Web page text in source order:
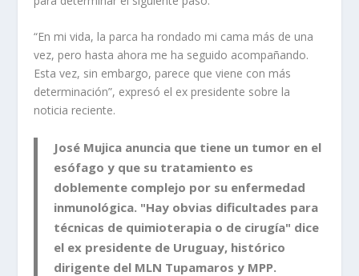
“En mi vida, la parca ha rondado mi cama más de una
vez, pero hasta ahora me ha seguido acompañando.
Esta vez, sin embargo, parece que viene con más
determinación”, expresó el ex presidente sobre la
noticia reciente.
José Mujica anuncia que tiene un tumor en el
esófago y que su tratamiento es
doblemente complejo por su enfermedad
inmunológica. "Hay obvias dificultades para
técnicas de quimioterapia o de cirugía" dice
el ex presidente de Uruguay, histórico
dirigente del MLN Tupamaros y MPP.